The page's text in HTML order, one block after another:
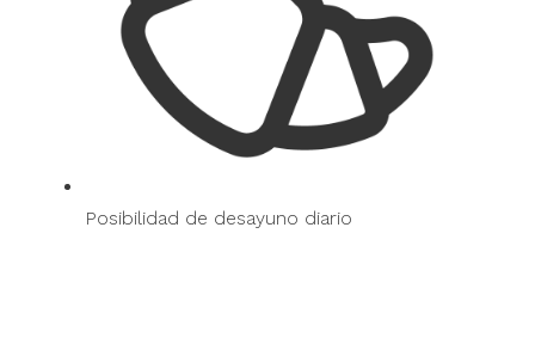
Posibilidad de desayuno diario